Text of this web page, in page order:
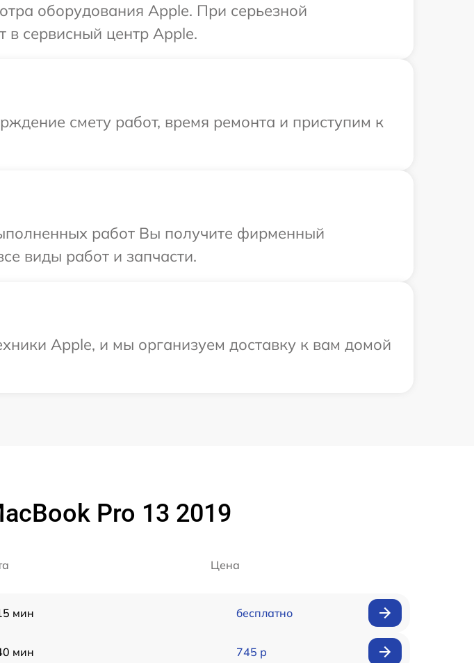
оборудования Apple. При серьезной
в сервисный центр Apple.
смету работ, время ремонта и приступим к
работ Вы получите фирменный
виды работ и запчасти.
Apple, и мы организуем доставку к вам домой
Pro 13 2019
Цена
мин бесплатно
мин 745 р